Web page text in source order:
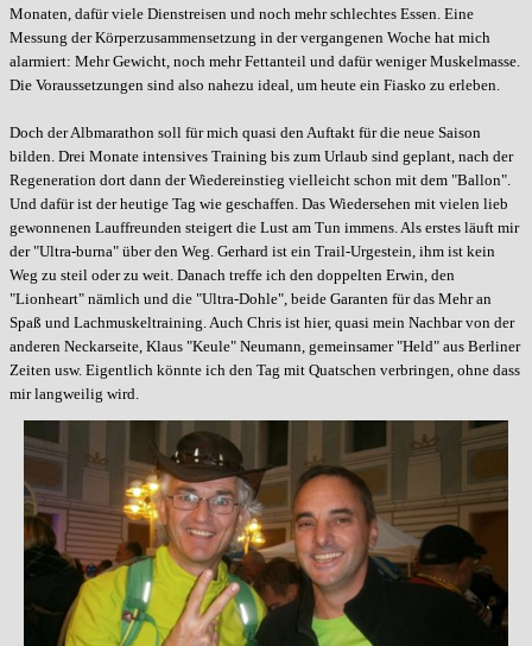
Monaten, dafür viele Dienstreisen und noch mehr schlechtes Essen. Eine
Messung der Körperzusammensetzung in der vergangenen Woche hat mich
alarmiert: Mehr Gewicht, noch mehr Fettanteil und dafür weniger Muskelmasse.
Die Voraussetzungen sind also nahezu ideal, um heute ein Fiasko zu erleben.
Doch der Albmarathon soll für mich quasi den Auftakt für die neue Saison
bilden. Drei Monate intensives Training bis zum Urlaub sind geplant, nach der
Regeneration dort dann der Wiedereinstieg vielleicht schon mit dem "Ballon".
Und dafür ist der heutige Tag wie geschaffen. Das Wiedersehen mit vielen lieb
gewonnenen Lauffreunden steigert die Lust am Tun immens. Als erstes läuft mir
der "Ultra-burna" über den Weg. Gerhard ist ein Trail-Urgestein, ihm ist kein
Weg zu steil oder zu weit. Danach treffe ich den doppelten Erwin, den
"Lionheart" nämlich und die "Ultra-Dohle", beide Garanten für das Mehr an
Spaß und Lachmuskeltraining. Auch Chris ist hier, quasi mein Nachbar von der
anderen Neckarseite, Klaus "Keule" Neumann, gemeinsamer "Held" aus Berliner
Zeiten usw. Eigentlich könnte ich den Tag mit Quatschen verbringen, ohne dass
mir langweilig wird.